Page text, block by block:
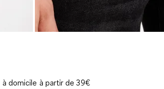
à domicile à partir de 39€